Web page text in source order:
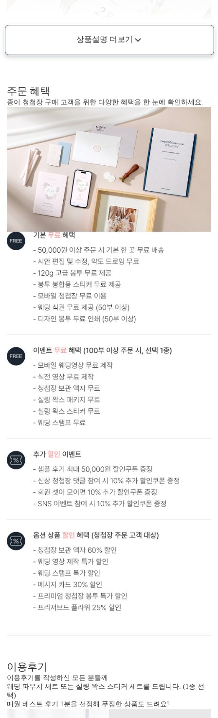
형태 및 구성
카드 115x173(mm) / 세로3단 / 봉투120x180(mm)
봉합용 스티커 기본 구성입니다.
흰색 봉투를 기본으로 제공하는 카드입니다. (변경 가능)
내용 인쇄
기본 인쇄 내용(인사말, 약도 등)이 흑백 인쇄됩니다.
달력이 함께 구성되어 있어 예식일을 기억하기 쉽습니다.
봉투 인쇄
상품설명 더보기
주문 혜택
종이 청첩장 구매 고객을 위한 다양한 혜택을 한 눈에 확인하세요.
이용후기
이용후기를 작성하신 모든 분들께
웨딩 파우치 세트 또는 실링 왁스 스티커 세트를 드립니다. (1종 선
택)
매월 베스트 후기 1분을 선정해 푸짐한 상품도 드려요!